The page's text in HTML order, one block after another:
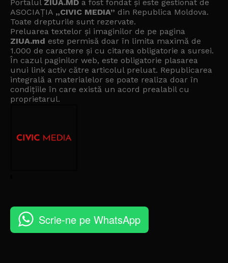
Portalul ZIUA.MD a fost fondat și este gestionat de
ASOCIAȚIA „CIVIC MEDIA” din Republica Moldova.
Toate drepturile sunt rezervate.
Preluarea textelor și imaginilor de pe pagina
ZIUA.md este permisă doar în limita maximă de
1.000 de caractere și cu citarea obligatorie a sursei.
În cazul paginilor web, este obligatorie plasarea
unui link activ către articolul preluat. Republicarea
integrală a materialelor se poate realiza doar în
condițiile în care există un acord prealabil cu
proprietarul.
Scrie-ne pe WhatsApp